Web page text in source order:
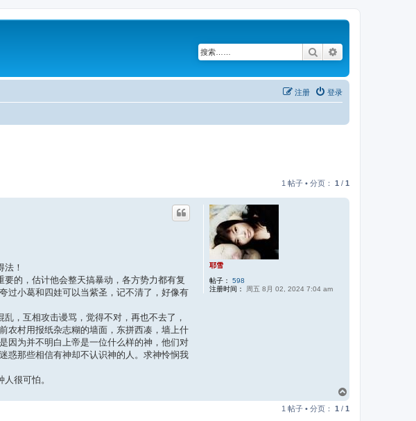
搜索
登录
注册
1 帖子 • 分页： 1 / 1
耶雪
帖子：
598
注册时间：
周五 8月 02, 2024 7:04 am
！
的，估计他会整天搞暴动，各方势力都有复
过小葛和四娃可以当紫圣，记不清了，好像有
，互相攻击谩骂，觉得不对，再也不去了，
农村用报纸杂志糊的墙面，东拼西凑，墙上什
因为并不明白上帝是一位什么样的神，他们对
惑那些相信有神却不认识神的人。求神怜悯我
很可怕。
1 帖子 • 分页： 1 / 1